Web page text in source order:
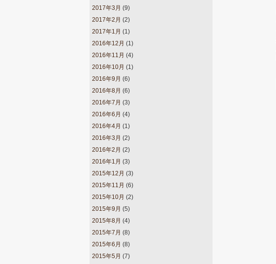
2017年3月 (9)
2017年2月 (2)
2017年1月 (1)
2016年12月 (1)
2016年11月 (4)
2016年10月 (1)
2016年9月 (6)
2016年8月 (6)
2016年7月 (3)
2016年6月 (4)
2016年4月 (1)
2016年3月 (2)
2016年2月 (2)
2016年1月 (3)
2015年12月 (3)
2015年11月 (6)
2015年10月 (2)
2015年9月 (5)
2015年8月 (4)
2015年7月 (8)
2015年6月 (8)
2015年5月 (7)